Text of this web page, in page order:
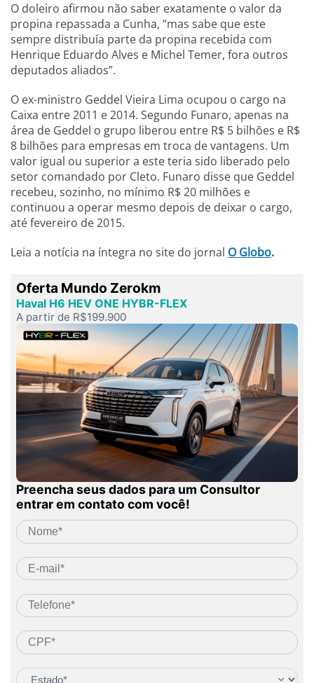
O doleiro afirmou não saber exatamente o valor da
propina repassada a Cunha, “mas sabe que este
sempre distribuía parte da propina recebida com
Henrique Eduardo Alves e Michel Temer, fora outros
deputados aliados”.
O ex-ministro Geddel Vieira Lima ocupou o cargo na
Caixa entre 2011 e 2014. Segundo Funaro, apenas na
área de Geddel o grupo liberou entre R$ 5 bilhões e R$
8 bilhões para empresas em troca de vantagens. Um
valor igual ou superior a este teria sido liberado pelo
setor comandado por Cleto. Funaro disse que Geddel
recebeu, sozinho, no mínimo R$ 20 milhões e
continuou a operar mesmo depois de deixar o cargo,
até fevereiro de 2015.
Leia a notícia na íntegra no site do jornal O Globo.